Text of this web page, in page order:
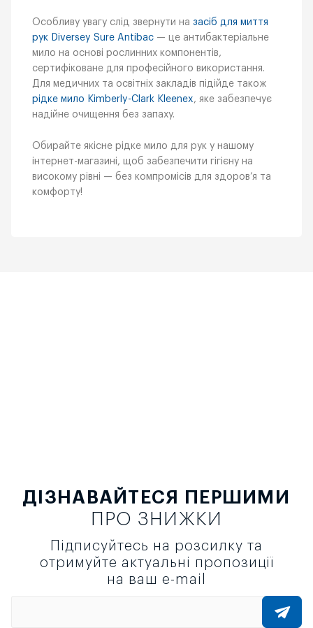
Особливу увагу слід звернути на засіб для миття
рук Diversey Sure Antibac — це антибактеріальне
мило на основі рослинних компонентів,
сертифіковане для професійного використання.
Для медичних та освітніх закладів підійде також
рідке мило Kimberly-Clark Kleenex, яке забезпечує
надійне очищення без запаху.
Обирайте якісне рідке мило для рук у нашому
інтернет-магазині, щоб забезпечити гігієну на
високому рівні — без компромісів для здоров’я та
комфорту!
ДІЗНАВАЙТЕСЯ ПЕРШИМИ
ПРО ЗНИЖКИ
Підписуйтесь на розсилку та
отримуйте актуальні пропозиції
на ваш e-mail